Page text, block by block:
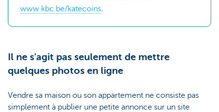
www.kbc.be/katecoins.
Il ne s'agit pas seulement de mettre
quelques photos en ligne
Vendre sa maison ou son appartement ne consiste pas
simplement à publier une petite annonce sur un site